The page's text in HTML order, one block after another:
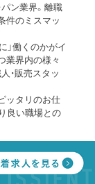
ン業界。離職
件のミスマッ
」働くのかがイ
業界内の様々
・販売スタッ
ッタリのお仕
良い職場との